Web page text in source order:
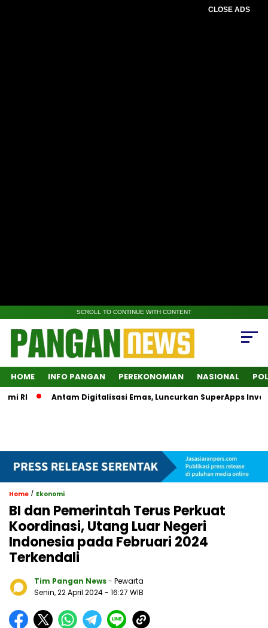
CLOSE ADS
SCROLL TO CONTINUE WITH CONTENT
HOME INFO PANGAN PEREKONOMIAN NASIONAL
Antam Digitalisasi Emas, Luncurkan SuperApps Investasi
Home / Ekonomi
BI dan Pemerintah Terus Perkuat
Koordinasi, Utang Luar Negeri
Indonesia pada Februari 2024
Terkendali
Tim Pangan News- Pewarta
Senin, 22 April 2024- 16:27 WIB